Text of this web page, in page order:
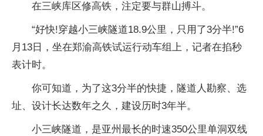
在三峡库区修高铁，注定要与群山搏斗。
“好快!穿越小三峡隧道18.9公里，只用了3分半!”6
月13日，坐在郑渝高铁试运行动车组上，记者在掐秒
表计时。
你可知道，为了这3分半的快捷，隧道人勘察、选
址、设计长达数年之久，建设历时3年半。
小三峡隧道，是亚州最长的时速350公里单洞双线